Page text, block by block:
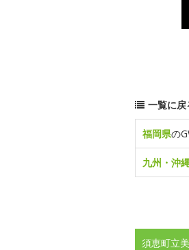
一覧に戻
福岡県の
九州・沖
須恵町立